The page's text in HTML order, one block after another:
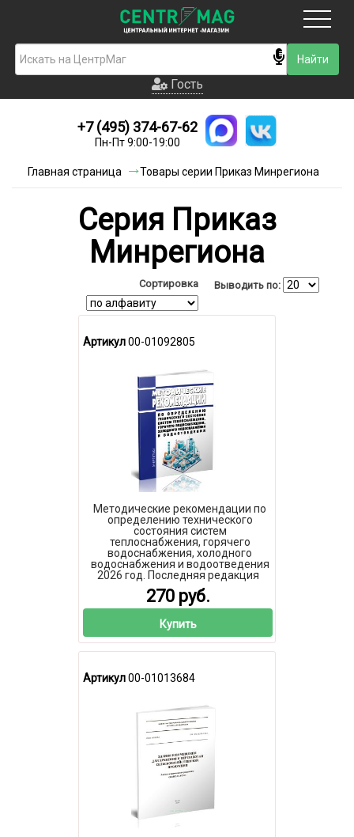
Гость
Новинки
Условия доставки
Контакты
Акции и скидки
Гость
+7 (495) 374-67-62
Пн-Пт 9:00-19:00
Главная страница Товары серии Приказ Минрегиона
Cерия Приказ
Минрегиона
Сортировка Выводить по:
Артикул00-01092805
Методические рекомендации по
определению технического
состояния систем
теплоснабжения, горячего
водоснабжения, холодного
водоснабжения и водоотведения
2026 год. Последняя редакция
270 руб.
Купить
Артикул00-01013684